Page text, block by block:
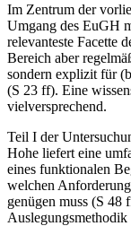
Im Zentrum der
Umgang des EuGH
relevanteste Facette
Bereich aber
sondern explizit für
(S 23 ff). Eine
vielversprechend.
Teil I der
Hohe liefert eine
eines funktionalen
welchen
genügen muss (S 48